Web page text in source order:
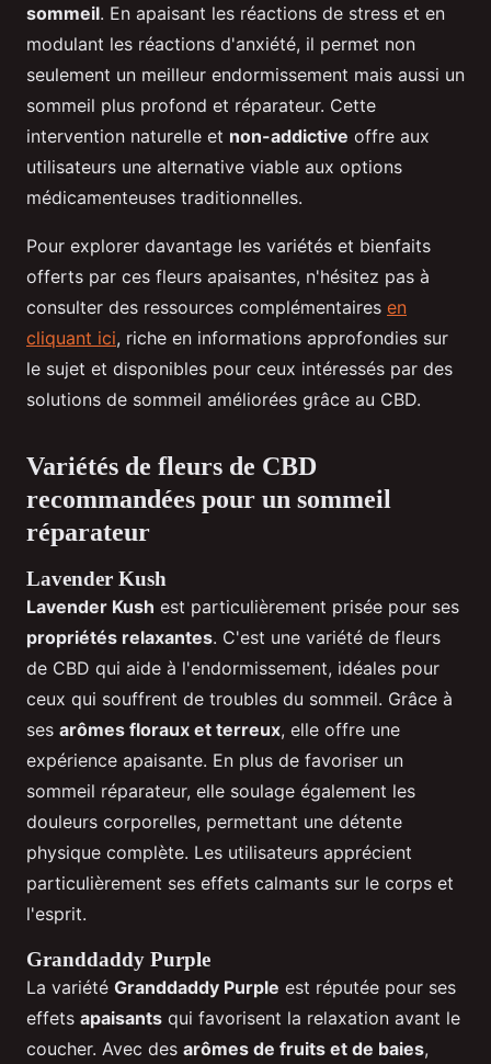
sommeil. En apaisant les réactions de stress et en
modulant les réactions d'anxiété, il permet non
seulement un meilleur endormissement mais aussi un
sommeil plus profond et réparateur. Cette
intervention naturelle et non-addictive offre aux
utilisateurs une alternative viable aux options
médicamenteuses traditionnelles.
Pour explorer davantage les variétés et bienfaits
offerts par ces fleurs apaisantes, n'hésitez pas à
consulter des ressources complémentaires en
cliquant ici, riche en informations approfondies sur
le sujet et disponibles pour ceux intéressés par des
solutions de sommeil améliorées grâce au CBD.
Variétés de fleurs de CBD
recommandées pour un sommeil
réparateur
Lavender Kush
Lavender Kush est particulièrement prisée pour ses
propriétés relaxantes. C'est une variété de fleurs
de CBD qui aide à l'endormissement, idéales pour
ceux qui souffrent de troubles du sommeil. Grâce à
ses arômes floraux et terreux, elle offre une
expérience apaisante. En plus de favoriser un
sommeil réparateur, elle soulage également les
douleurs corporelles, permettant une détente
physique complète. Les utilisateurs apprécient
particulièrement ses effets calmants sur le corps et
l'esprit.
Granddaddy Purple
La variété Granddaddy Purple est réputée pour ses
effets apaisants qui favorisent la relaxation avant le
coucher. Avec des arômes de fruits et de baies,